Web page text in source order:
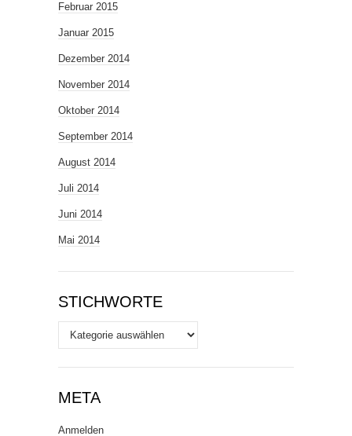
Februar 2015
Januar 2015
Dezember 2014
November 2014
Oktober 2014
September 2014
August 2014
Juli 2014
Juni 2014
Mai 2014
STICHWORTE
Stichworte
META
Anmelden